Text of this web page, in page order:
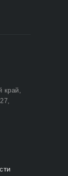
край,